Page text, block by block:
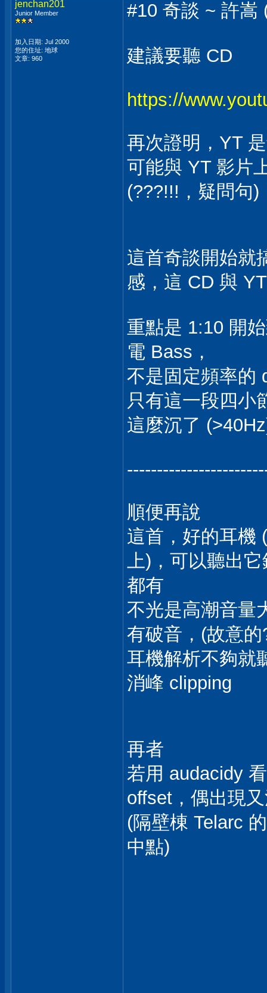
jenchan201
Junior Member
加入日期: Jul 2000
您的住址: 地球
文章: 960
#10 奇談 ~ 許嵩
建議要聽 CD
https://
再次證明，YT
可能與 YT 影片
(???!!!，疑問句)
這首奇談開始就
感，這 CD 與
重點是 1:10 開
電 Bass，
不是固定頻率的
只有這一段四小
這麼沉了
順便再說
這首，好的耳機
上)，可以聽出
都有
不光是高潮音量
有破音，(故意
耳機解析不夠就
消峰 clipping
再者
若用 audacidy
offset，偶出現
(隔壁棟 Telarc
中點)